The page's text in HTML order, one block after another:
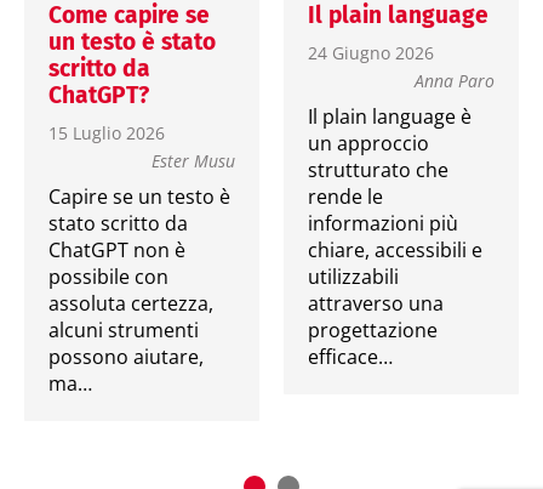
Come capire se
un testo è stato
scritto da
ChatGPT?
15 Luglio 2026
Ester Musu
Capire se un testo è
stato scritto da
ChatGPT non è
possibile con
assoluta certezza,
alcuni strumenti
possono aiutare,
ma…
Il plain language
24 Giugno 2026
Anna Paro
Il plain language è
un approccio
strutturato che
rende le
informazioni più
chiare, accessibili e
utilizzabili
attraverso una
progettazione
efficace…